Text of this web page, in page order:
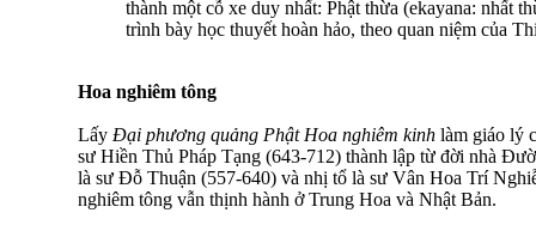
thành một cỗ xe duy nhất: Phật thừa (ekayana: nhất
trình bày học thuyết hoàn hảo, theo quan niệm của
Hoa nghiêm tông
Lấy Ðại phương quảng Phật Hoa nghiêm kinh làm giáo lý
sư Hiền Thủ Pháp Tạng (643-712) thành lập từ đời nhà
là sư Ðỗ Thuận (557-640) và nhị tổ là sư Vân Hoa Trí
nghiêm tông vẫn thịnh hành ở Trung Hoa và Nhật Bản.